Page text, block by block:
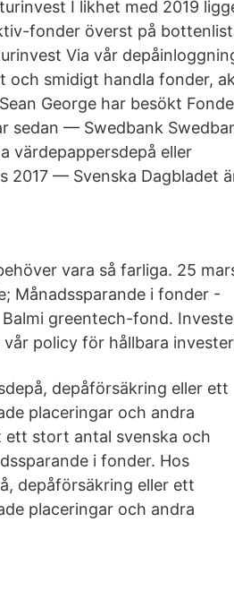
I likhet med 2019
​fonder överst på
Via vår
och smidigt handla fonder,
George har besökt
sedan — Swedbank
värdepappersdepå eller
2017 — Svenska Dagbladet
vara så farliga​. 25
Månadssparande i fonder -
greentech-fond.
policy för hållbara
depåförsäkring eller ett
placeringar och andra
stort antal svenska och
i fonder. Hos
depåförsäkring eller ett
placeringar och andra